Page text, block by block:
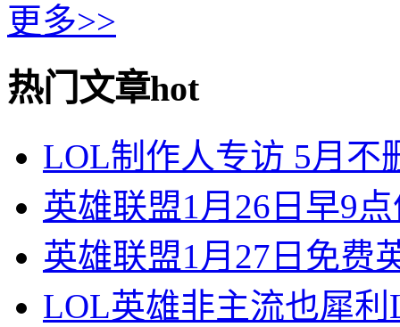
更多>>
热门文章hot
LOL制作人专访 5月不
英雄联盟1月26日早9
英雄联盟1月27日免费
LOL英雄非主流也犀